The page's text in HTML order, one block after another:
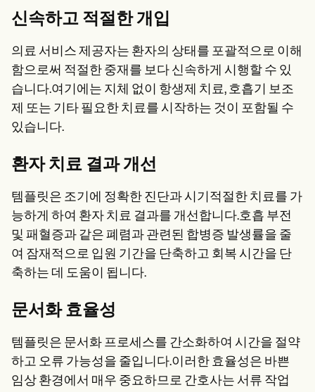
신속하고 적절한 개입
의료 서비스 제공자는 환자의 상태를 포괄적으로 이해
함으로써 적절한 중재를 보다 신속하게 시행할 수 있
습니다.여기에는 지체 없이 항생제 치료, 호흡기 보조
제 또는 기타 필요한 치료를 시작하는 것이 포함될 수
있습니다.
환자 치료 결과 개선
템플릿은 조기에 정확한 진단과 시기적절한 치료를 가
능하게 하여 환자 치료 결과를 개선합니다.호흡 부전
및 패혈증과 같은 폐렴과 관련된 합병증 발생률을 줄
여 잠재적으로 입원 기간을 단축하고 회복 시간을 단
축하는 데 도움이 됩니다.
문서화 효율성
템플릿은 문서화 프로세스를 간소화하여 시간을 절약
하고 오류 가능성을 줄입니다.이러한 효율성은 바쁜
임상 환경에서 매우 중요하므로 간호사는 서류 작업